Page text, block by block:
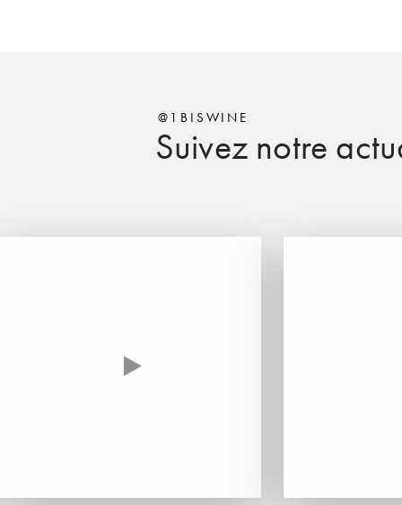
Suivez notre
@1BISWINE